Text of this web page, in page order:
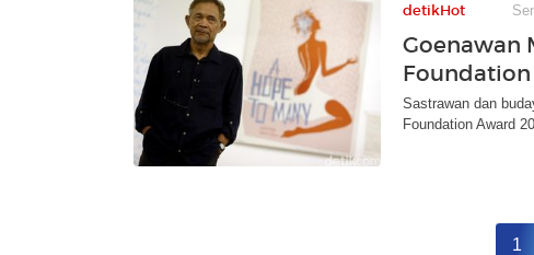
detikHot
Goenawan
Sastrawan dan
Foundation Award
1